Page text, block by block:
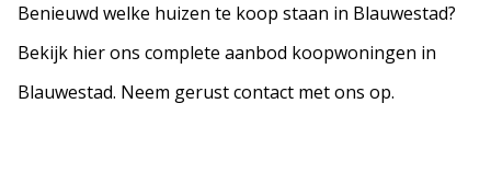
Benieuwd welke huizen te koop staan in Blauwestad?
Bekijk hier ons complete aanbod koopwoningen in
Blauwestad. Neem gerust contact met ons op.